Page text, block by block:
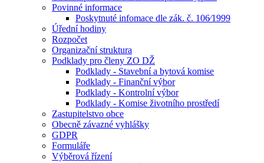
Povinné informace
Poskytnuté infomace dle zák. č. 106⁄1999
Úřední hodiny
Rozpočet
Organizační struktura
Podklady pro členy ZO DŽ
Podklady - Stavební a bytová komise
Podklady - Finanční výbor
Podklady - Kontrolní výbor
Podklady - Komise životního prostředí
Zastupitelstvo obce
Obecně závazné vyhlášky
GDPR
Formuláře
Výběrová řízení